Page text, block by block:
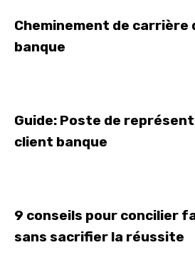
Cheminement de carrière
banque
Guide: Poste de
client banque
9 conseils pour concilier
sans sacrifier la réussite